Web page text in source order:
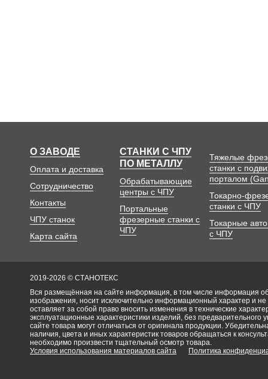
О ЗАВОДЕ
Оплата и доставка
Сотрудничество
Контакты
ЧПУ станок
Карта сайта
СТАНКИ С ЧПУ
ПО МЕТАЛЛУ
Обрабатывающие
центры с ЧПУ
Портальные
фрезерные станки с
ЧПУ
Тяжелые
станки с
порталом
Токарно-
станки с ЧПУ
Токарные
с ЧПУ
2019-2026 © СТАНОТЕКС
Вся размещённая на сайте информация, в том числе информация об
изображения, носит исключительно информационный характер и
оставляет за собой право вносить изменения в технические
эксплуатационные характеристики изделий, без
сайте товара могут отличаться от оригинала продукции.
наличия, цвета и иных характеристик товаров обращаться к
необходимо произвести тщательный осмотр товара.
Условия использования материалов сайта
Политика